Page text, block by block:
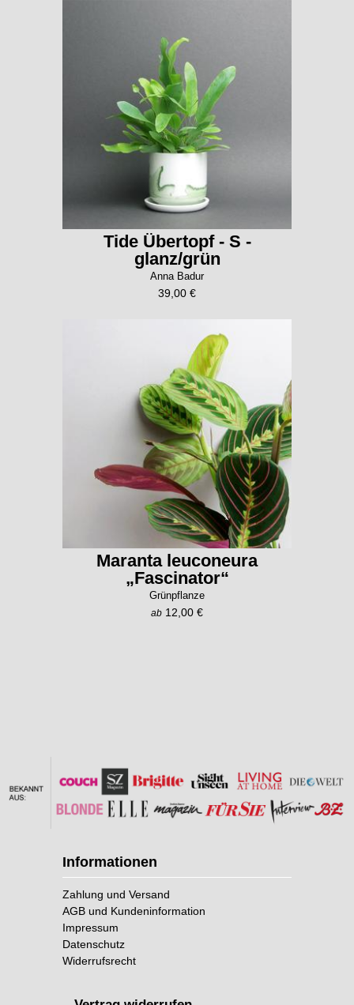
Tide Übertopf - S -
glanz/grün
Anna Badur
39,00 €
Maranta leuconeura
„Fascinator“
Grünpflanze
ab 12,00 €
Informationen
Zahlung und Versand
AGB und Kundeninformation
Impressum
Datenschutz
Widerrufsrecht